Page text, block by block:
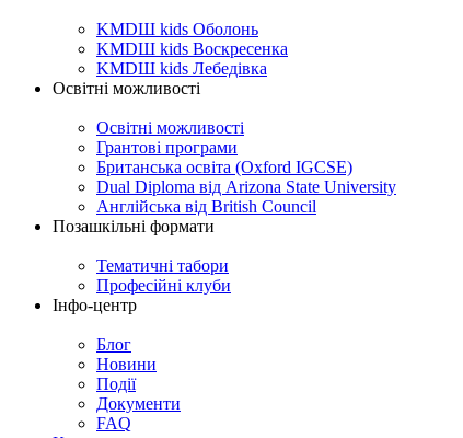
KMDШ kids Оболонь
KMDШ kids Воскресенка
KMDШ kids Лебедівка
Освітні можливості
Освітні можливості
Грантові програми
Британська освіта (Oxford IGCSE)
Dual Diploma від Arizona State University
Англійська від British Council
Позашкільні формати
Тематичні табори
Професійні клуби
Інфо-центр
Блог
Новини
Події
Документи
FAQ